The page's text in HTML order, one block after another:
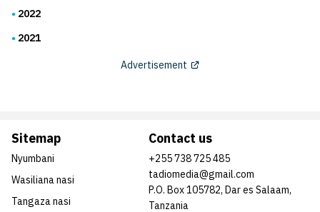
2022
2021
Advertisement
Sitemap
Nyumbani
Wasiliana nasi
Tangaza nasi
Contact us
+255 738 725 485
tadiomedia@gmail.com
P.O. Box 105782, Dar es Salaam,
Tanzania